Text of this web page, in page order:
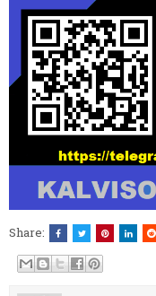
Share: